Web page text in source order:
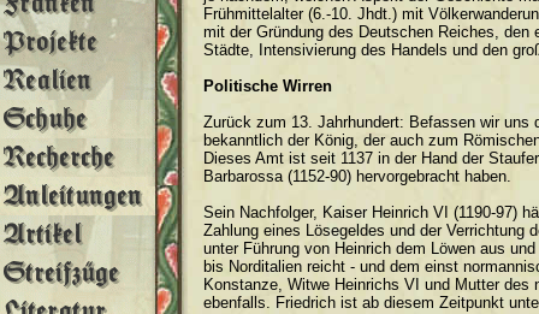
Frühmittelalter (6.-10. Jhdt.) mit
mit der Gründung des Deutschen Reiches,
Städte, Intensivierung des Handels und den
Politische Wirren
Zurück zum 13. Jahrhundert: Befassen wir
bekanntlich der König, der auch zum
Dieses Amt ist seit 1137 in der Hand der
Barbarossa (1152-90) hervorgebracht haben.
Sein Nachfolger, Kaiser Heinrich VI (1190-97)
Zahlung eines Lösegeldes und der Verrichtung
unter Führung von Heinrich dem Löwen aus
bis Norditalien reicht - und dem einst
Konstanze, Witwe Heinrichs VI und Mutter
ebenfalls. Friedrich ist ab diesem Zeitpunkt